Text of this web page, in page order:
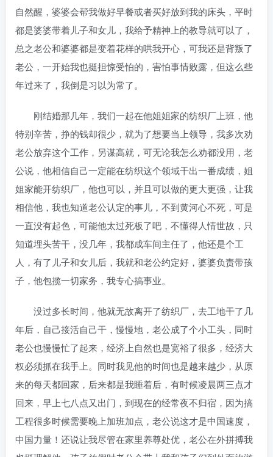
自然醒，婆婆会帮我做好早餐或者买好放到我的床头，平时
都是婆婆带着儿子和女儿，我给予精神上的教导就可以了，
总之老公和婆婆都是变着花样的哄我开心，可我还是背叛了
老公，一开始我也挺担惊受怕的，害怕事情败露，但这么些
年过来了，我倒是习以为常了。
刚结婚那几年，我们一起在他姐姐家的纺织厂上班，他
特别辛苦，挣的钱却很少，就为了想要当上领导，我多次劝
老公放弃这个工作，另谋高就，可无论我怎么劝都没用，老
公说，他相信自己一定能在纺织这个领域干出一番成绩，姐
姐家能开纺织厂，他也可以，并且可以做的更大更强，让我
相信他，我也知道老公认定的事儿，不到黄河心不死，可是
一直没有起色，可能他太过死板了吧，不懂得人情世故，只
知道埋头苦干，没几年，我都成车间主任了，他还是个工
人，有了儿子和女儿后，我就和老公约定好，婆婆负责带孩
子，他包揽一切家务，我专心搞事业。
没过多长时间，他就无故离开了纺织厂，去工地干了几
年后，自己接活自己干，慢慢地，老公成了个小工头，同时
老公也慢慢忙了起来，经济上自然也是宽裕了很多，经济大
权必须抓在我手上。同时我见他的时间也是越来越少，从原
来的每天都回家，后来都是我睡着后，有时候凌晨两三点才
回来，早上七八点又出门，到现在的经常夜不归宿，因为搞
工程很多时候需要晚上加班加点，老公说这才是中国速度，
中国力量！还说让我尽管在家里养尊处优，老公在外拼搏我